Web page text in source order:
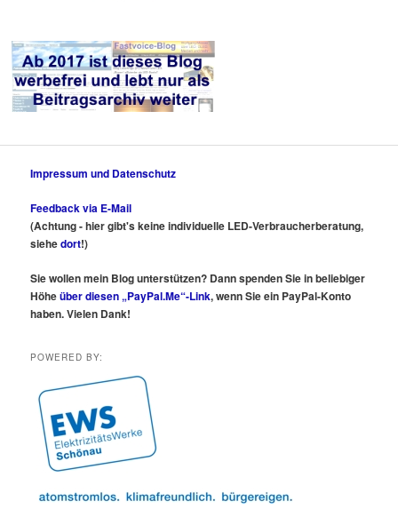
Impressum und Datenschutz
Feedback via E-Mail
(Achtung - hier gibt's keine individuelle LED-Verbraucherberatung,
siehedort!)
Sie wollen mein Blog unterstützen? Dann spenden Sie in beliebiger
Höheüber diesen „PayPal.Me“-Link, wenn Sie ein PayPal-Konto
haben. Vielen Dank!
POWERED BY: